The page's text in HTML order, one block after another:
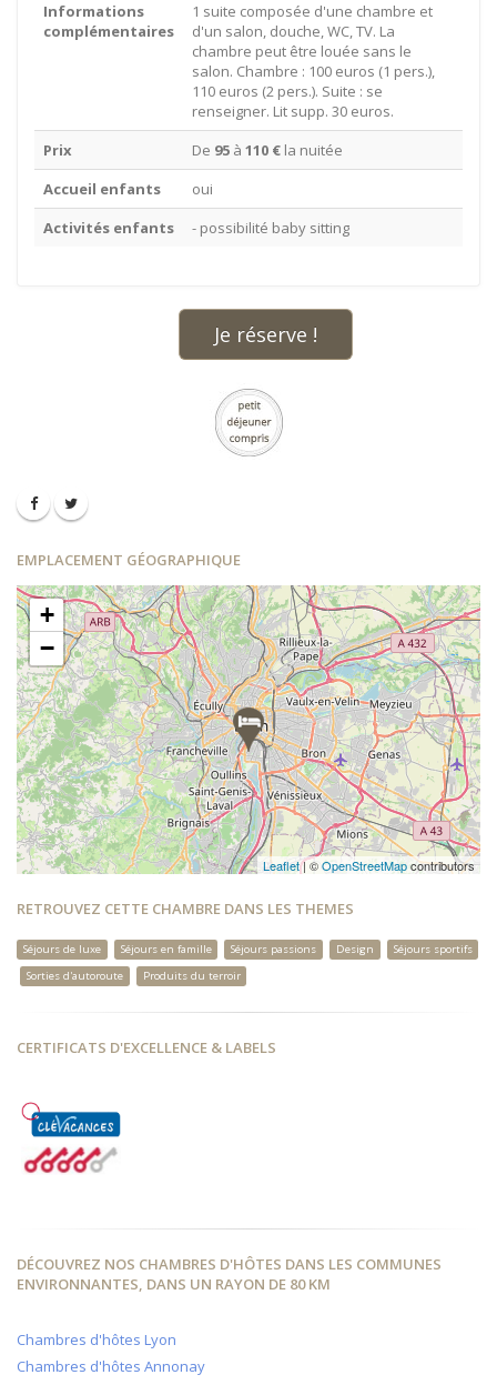
Informations
complémentaires
1 suite composée d'une chambre et
d'un salon, douche, WC, TV. La
chambre peut être louée sans le
salon. Chambre : 100 euros (1 pers.),
110 euros (2 pers.). Suite : se
renseigner. Lit supp. 30 euros.
Prix
De 95 à 110 € la nuitée
Accueil enfants
oui
Activités enfants
- possibilité baby sitting
Je réserve !
EMPLACEMENT GÉOGRAPHIQUE
+
−
Leaflet| ©OpenStreetMapcontributors
RETROUVEZ CETTE CHAMBRE DANS LES THEMES
Séjours de luxe Séjours en famille Séjours passions Design
Séjours sportifs
Sorties d'autoroute
Produits du terroir
CERTIFICATS D'EXCELLENCE & LABELS
DÉCOUVREZ NOS CHAMBRES D'HÔTES DANS LES COMMUNES
ENVIRONNANTES, DANS UN RAYON DE 80 KM
Chambres d'hôtes Lyon
Chambres d'hôtes Annonay